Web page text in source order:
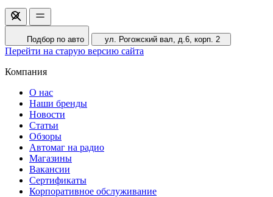
Подбор по авто ул. Рогожский вал, д.6, корп. 2
Перейти на старую версию сайта
Компания
О нас
Наши бренды
Новости
Статьи
Обзоры
Автомаг на радио
Магазины
Вакансии
Сертификаты
Корпоративное обслуживание